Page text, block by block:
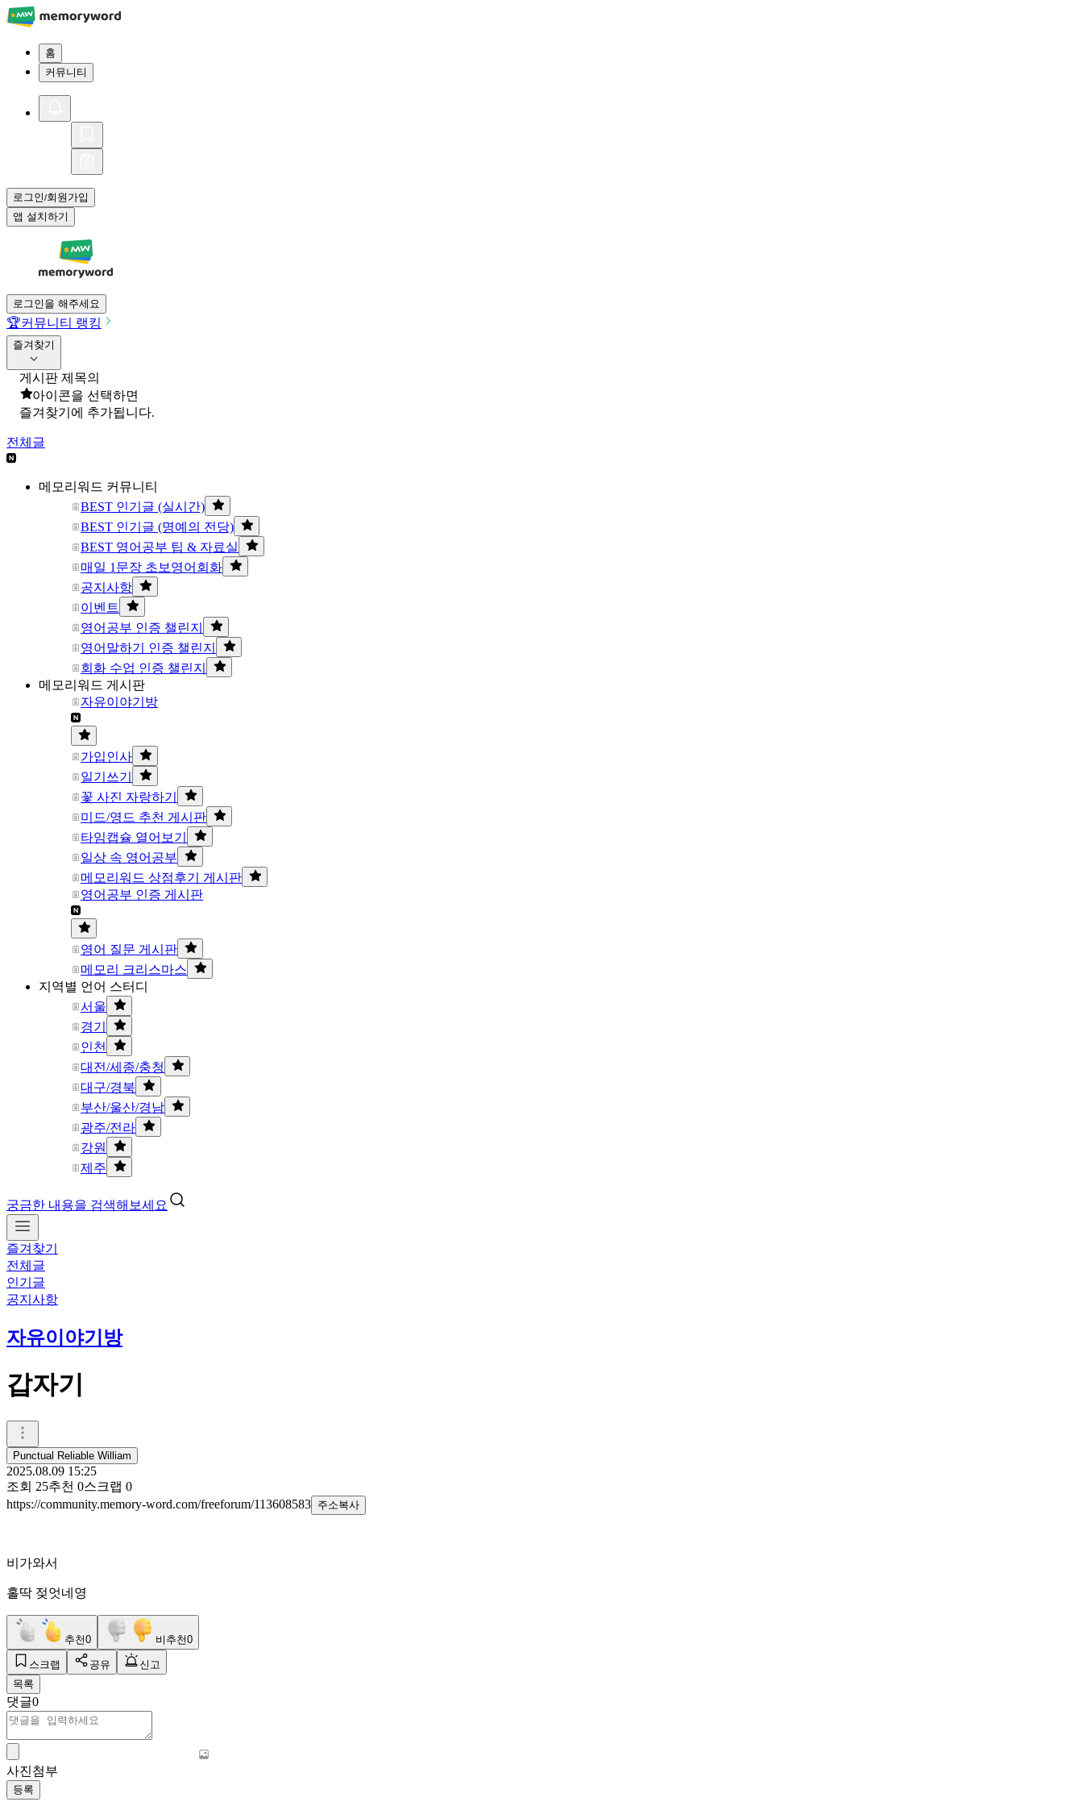
홈
커뮤니티
로그인/회원가입
앱 설치하기
로그인을 해주세요
🏆커뮤니티 랭킹
즐겨찾기
게시판 제목의
아이콘을 선택하면
즐겨찾기에 추가됩니다.
전체글
메모리워드 커뮤니티
BEST 인기글 (실시간)
BEST 인기글 (명예의 전당)
BEST 영어공부 팁 & 자료실
매일 1문장 초보영어회화
공지사항
이벤트
영어공부 인증 챌린지
영어말하기 인증 챌린지
회화 수업 인증 챌린지
메모리워드 게시판
자유이야기방
가입인사
일기쓰기
꽃 사진 자랑하기
미드/영드 추천 게시판
타임캡슐 열어보기
일상 속 영어공부
메모리워드 상점후기 게시판
영어공부 인증 게시판
영어 질문 게시판
메모리 크리스마스
지역별 언어 스터디
서울
경기
인천
대전/세종/충청
대구/경북
부산/울산/경남
광주/전라
강원
제주
궁금한 내용을 검색해보세요
즐겨찾기
전체글
인기글
공지사항
자유이야기방
갑자기
Punctual Reliable William
2025.08.09 15:25
조회 25추천 0스크랩 0
https://community.memory-word.com/freeforum/113608583 주소복사
비가와서
홀딱 젖엇네영
추천0 비추천0
스크랩 공유
신고
목록
댓글0
사진첨부
등록